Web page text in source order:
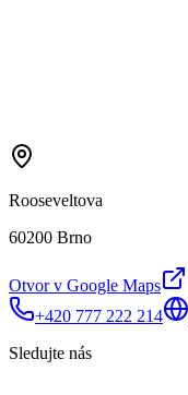
Rooseveltova
60200 Brno
Otvor v Google Maps
+420 777 222 214
Sledujte nás